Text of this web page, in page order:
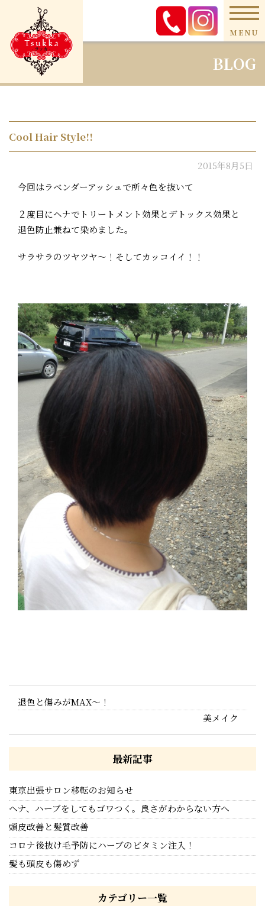
MENU
BLOG
Cool Hair Style!!
2015年8月5日
今回はラベンダーアッシュで所々色を抜いて
２度目にヘナでトリートメント効果とデトックス効果と
退色防止兼ねて染めました。
サラサラのツヤツヤ〜！そしてカッコイイ！！
退色と傷みがMAX〜！
美メイク
最新記事
東京出張サロン移転のお知らせ
ヘナ、ハーブをしてもゴワつく。良さがわからない方へ
頭皮改善と髪質改善
コロナ後抜け毛予防にハーブのビタミン注入！
髪も頭皮も傷めず
カテゴリー一覧